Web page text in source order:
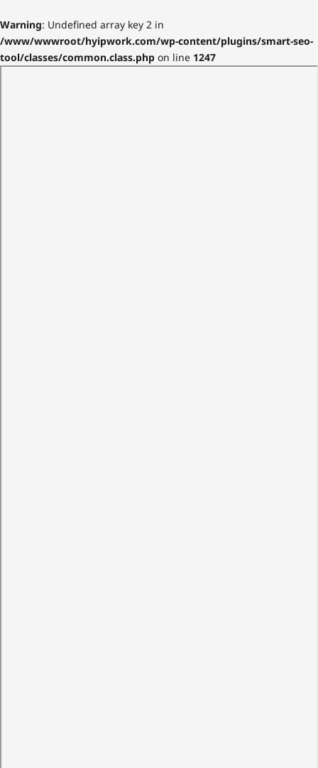
Warning: Undefined array key 2 in
/www/wwwroot/hyipwork.com/wp-content/plugins/smart-seo-
tool/classes/common.class.php on line 1247